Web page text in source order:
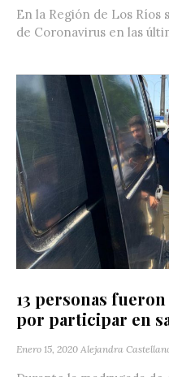
En la Región de Los Ríos
de Coronavirus en las
13 personas
por participar en
Enero 15, 2020 Alejandra